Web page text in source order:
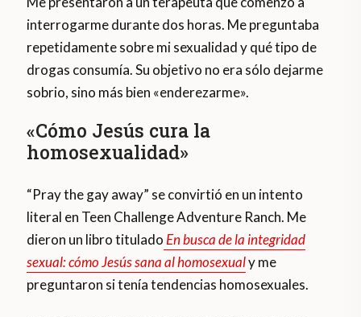
interrogarme durante dos horas. Me preguntaba
repetidamente sobre mi sexualidad y qué tipo de
drogas consumía. Su objetivo no era sólo dejarme
sobrio, sino más bien «enderezarme».
«Cómo Jesús cura la
homosexualidad»
“Pray the gay away” se convirtió en un intento
literal en Teen Challenge Adventure Ranch. Me
dieron un libro titulado En busca de la integridad
sexual: cómo Jesús sana al homosexualy me
preguntaron si tenía tendencias homosexuales.